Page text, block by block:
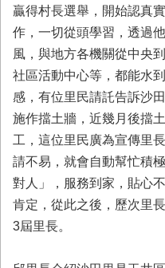
首
頁
府
首
頁
贏得村長選舉，開始認真
作，一切從頭學習，透過
風，與地方各機關從中央
社區活動中心等，都能水
感，有位里民請託告訴沙
施作擋土牆，近幾月後擋
工，這位里民廣為宣傳里
請不易，就會自動幫忙積
對人」，服務到家，貼心
肯定，從此之後，歷次里
3屆里長。